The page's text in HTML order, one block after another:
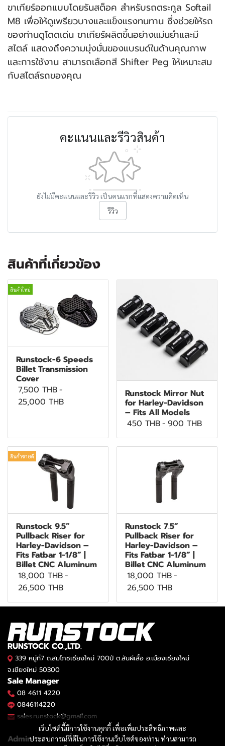
ขาเกียร์ออกแบบโดยรันสต็อค สำหรับรถตระกูล Softail
M8 เพื่อให้ดูเพรียวบางและแข็งแรงทนทาน ซึ่งช่วยให้รถ
ของท่านดูโดดเด่น ขาเกียร์ผลิตขึ้นอย่างแม่นยำและมี
สไตล์ แสดงถึงความมุ่งมั่นของแบรนด์ในด้านคุณภาพ
และการใช้งาน สามารถเลือกสี Shifter Peg ให้เหมาะสม
กับสไตล์รถของคุณ
คะแนนและรีวิวสินค้า
ยังไม่มีคะแนนและรีวิว เป็นคนแรกที่แสดงความคิดเห็น
รีวิว
สินค้าที่เกี่ยวข้อง
สินค้าใหม่
Runstock-6 Speeds
Billet Transmission
Cover
7,500 THB-
25,000 THB
Runstock Mirror Nut
for Harley-Davidson
– Fits All Models
450 THB- 900 THB
สินค้าขายดี
Runstock 9.5”
Pullback Riser for
Harley-Davidson –
Fits Fatbar 1-1/8” |
Billet CNC Aluminum
18,000 THB-
26,500 THB
Runstock 7.5”
Pullback Riser for
Harley-Davidson –
Fits Fatbar 1-1/8” |
Billet CNC Aluminum
18,000 THB-
26,500 THB
เว็บไซต์นี้มีการใช้งานคุกกี้ เพื่อเพิ่มประสิทธิภาพและ
ประสบการณ์ที่ดีในการใช้งานเว็บไซต์ของท่าน ท่านสามารถ
RUNSTOCK CO.,LTD.
339 หมู่ที่7 ถ.สมโภชเชียงใหม่ 700ปี ต.สันผีเสื้อ อ.เมืองเชียงใหม่
จ.เชียงใหม่ 50300
Sale Manager
08 4611 4220
0846114220
sales.runstock@gmail.com
Admin